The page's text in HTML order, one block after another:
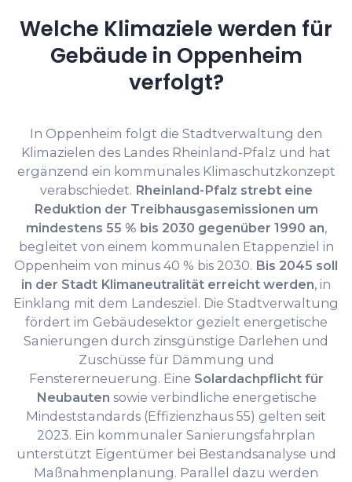
Welche Klimaziele werden für
Gebäude in Oppenheim
verfolgt?
In Oppenheim folgt die Stadtverwaltung den
Klimazielen des Landes Rheinland-Pfalz und hat
ergänzend ein kommunales Klimaschutzkonzept
verabschiedet. Rheinland-Pfalz strebt eine
Reduktion der Treibhausgasemissionen um
mindestens 55 % bis 2030 gegenüber 1990 an,
begleitet von einem kommunalen Etappenziel in
Oppenheim von minus 40 % bis 2030. Bis 2045 soll
in der Stadt Klimaneutralität erreicht werden, in
Einklang mit dem Landesziel. Die Stadtverwaltung
fördert im Gebäudesektor gezielt energetische
Sanierungen durch zinsgünstige Darlehen und
Zuschüsse für Dämmung und
Fenstererneuerung. Eine Solardachpflicht für
Neubauten sowie verbindliche energetische
Mindeststandards (Effizienzhaus 55) gelten seit
2023. Ein kommunaler Sanierungsfahrplan
unterstützt Eigentümer bei Bestandsanalyse und
Maßnahmenplanung. Parallel dazu werden